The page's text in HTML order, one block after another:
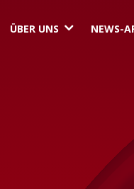
ÜBER UNS 3 NEWS-